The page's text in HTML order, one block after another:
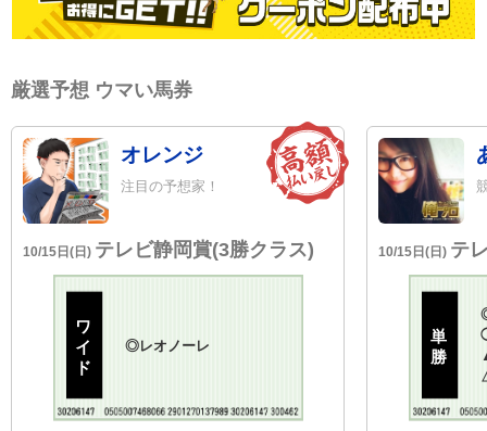
厳選予想 ウマい馬券
オレンジ
注目の予想家！
10/15日(日) テレビ静岡賞(3勝クラス)
ワ
イ
ド
◎レオノーレ
10/15日(日) テ
単
勝